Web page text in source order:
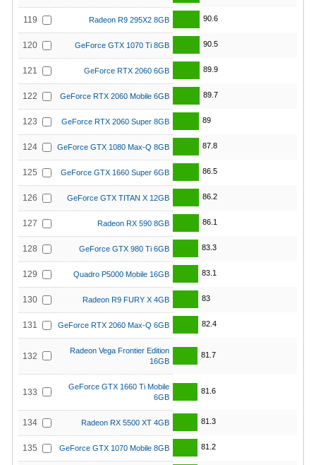
119 Radeon R9 295X2 8GB 90.6
120 GeForce GTX 1070 Ti 8GB 90.5
121 GeForce RTX 2060 6GB 89.9
122 GeForce RTX 2060 Mobile 6GB 89.7
123 GeForce RTX 2060 Super 8GB 89
124 GeForce GTX 1080 Max-Q 8GB 87.8
125 GeForce GTX 1660 Super 6GB 86.5
126 GeForce GTX TITAN X 12GB 86.2
127 Radeon RX 590 8GB 86.1
128 GeForce GTX 980 Ti 6GB 83.3
129 Quadro P5000 Mobile 16GB 83.1
130 Radeon R9 FURY X 4GB 83
131 GeForce RTX 2060 Max-Q 6GB 82.4
132
Radeon Vega Frontier Edition
16GB
81.7
133
GeForce GTX 1660 Ti Mobile
6GB
81.6
134 Radeon RX 5500 XT 4GB 81.3
135 GeForce GTX 1070 Mobile 8GB 81.2